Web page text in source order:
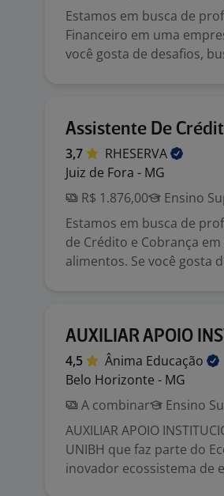
Estamos em busca de
Financeiro em uma
você gosta de desafios,
Assistente De
3,7
RHESERVA
Juiz de Fora - MG
R$ 1.876,00
Ensino
Estamos em busca de
de Crédito e Cobrança
alimentos. Se você gosta
AUXILIAR APOIO
4,5 Ânima Educação
Belo Horizonte - MG
A combinar
Ensino
AUXILIAR APOIO
UNIBH que faz parte do
inovador ecossistema de